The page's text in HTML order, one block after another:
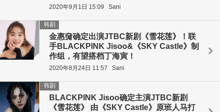
2020年9月1日 15:09 Sani
金惠奫确定出演JTBC新剧《雪花莲》！联
手BLACKPINK Jisoo&《SKY Castle》制
作组，有望搭档丁海寅！
韩剧
2020年8月24日 11:57 Sani
BLACKPINK Jisoo确定主演JTBC新剧
《雪花莲》 由《SKY Castle》原班人马打
韩剧